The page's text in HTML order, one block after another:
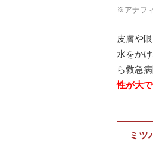
※アナフ
皮膚や
水をか
ら救急
性が大
ミツ